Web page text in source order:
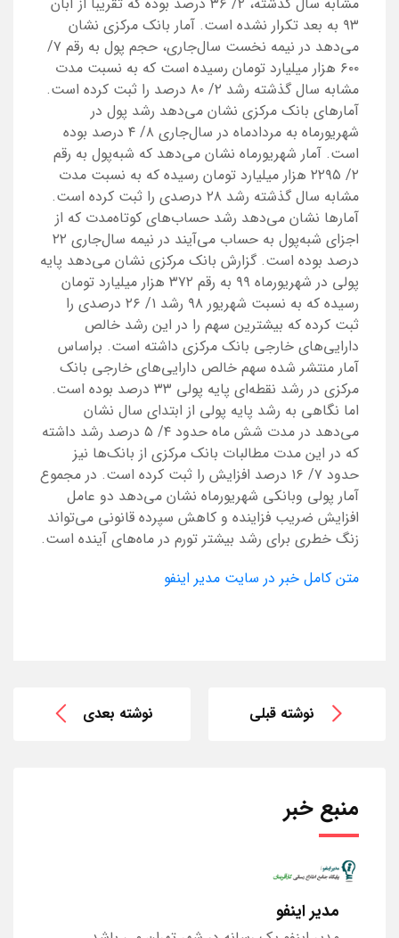
۹۳ به بعد تکرار نشده است. آمار بانک مرکزی نشان
می‌دهد در نیمه نخست سال‌جاری، حجم پول به رقم ۷/
۶۰۰ هزار میلیارد تومان رسیده است که به نسبت مدت
مشابه سال گذشته رشد ۲/ ۸۰ درصد را ثبت کرده است.
آمارهای بانک مرکزی نشان می‌دهد رشد پول در
شهریورماه به مردادماه در سال‌جاری ۸/ ۴ درصد بوده
است. آمار شهریور‌ماه نشان می‌دهد که شبه‌پول به رقم
۲/ ۲۲۹۵ هزار میلیارد تومان رسیده که به نسبت مدت
مشابه سال گذشته رشد ۲۸ درصدی را ثبت کرده است.
آمارها نشان می‌دهد رشد حساب‌های کوتاه‌مدت که از
اجزای شبه‌پول به حساب می‌آیند در نیمه سال‌جاری ۲۲
درصد بوده است. گزارش بانک مرکزی نشان می‌دهد پایه
پولی در شهریور‌ماه ۹۹ به رقم ۳۷۲ هزار میلیارد تومان
رسیده که به نسبت شهریور ۹۸ رشد ۱/ ۲۶ درصدی را
ثبت کرده که بیشترین سهم را در این رشد خالص
دارایی‌های خارجی بانک مرکزی داشته است. براساس
آمار منتشر شده سهم خالص دارایی‌های خارجی بانک
مرکزی در رشد نقطه‌ای پایه پولی ۳۳ درصد بوده است.
اما نگاهی به رشد پایه پولی از ابتدای سال نشان
می‌دهد در مدت شش ماه حدود ۴/ ۵ درصد رشد داشته
که در این مدت مطالبات بانک مرکزی از بانک‌ها نیز
حدود ۷/ ۱۶ درصد افزایش را ثبت کرده است. در مجموع
آمار پولی وبانکی شهریورماه نشان می‌دهد دو عامل
افزایش ضریب فزاینده و کاهش سپرده قانونی می‌تواند
زنگ خطری برای رشد بیشتر تورم در ماه‌های آینده است.
متن کامل خبر در سایت مدیر اینفو
نوشته قبلی نوشته بعدی
منبع خبر
مدیر اینفو